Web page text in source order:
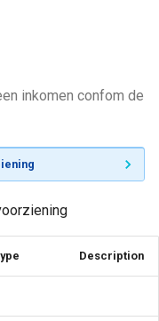
inkomen confom de
Description